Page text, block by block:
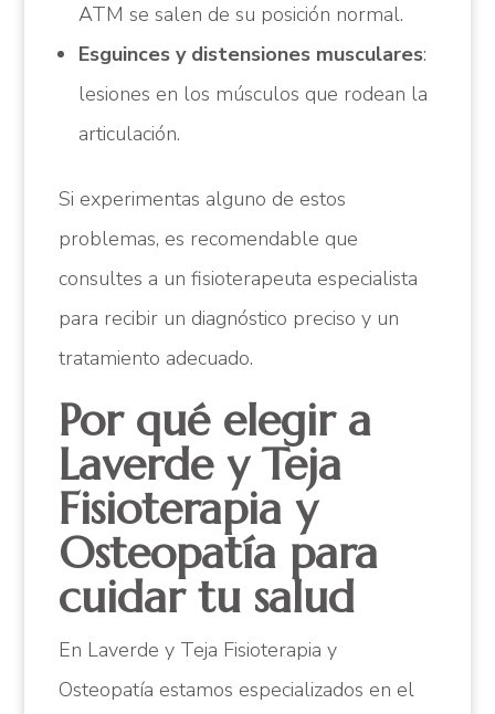
ATM se salen de su posición normal.
Esguinces y distensiones musculares:
lesiones en los músculos que rodean la
articulación.
Si experimentas alguno de estos
problemas, es recomendable que
consultes a un fisioterapeuta especialista
para recibir un diagnóstico preciso y un
tratamiento adecuado.
Por qué elegir a
Laverde y Teja
Fisioterapia y
Osteopatía para
cuidar tu salud
En Laverde y Teja Fisioterapia y
Osteopatía estamos especializados en el